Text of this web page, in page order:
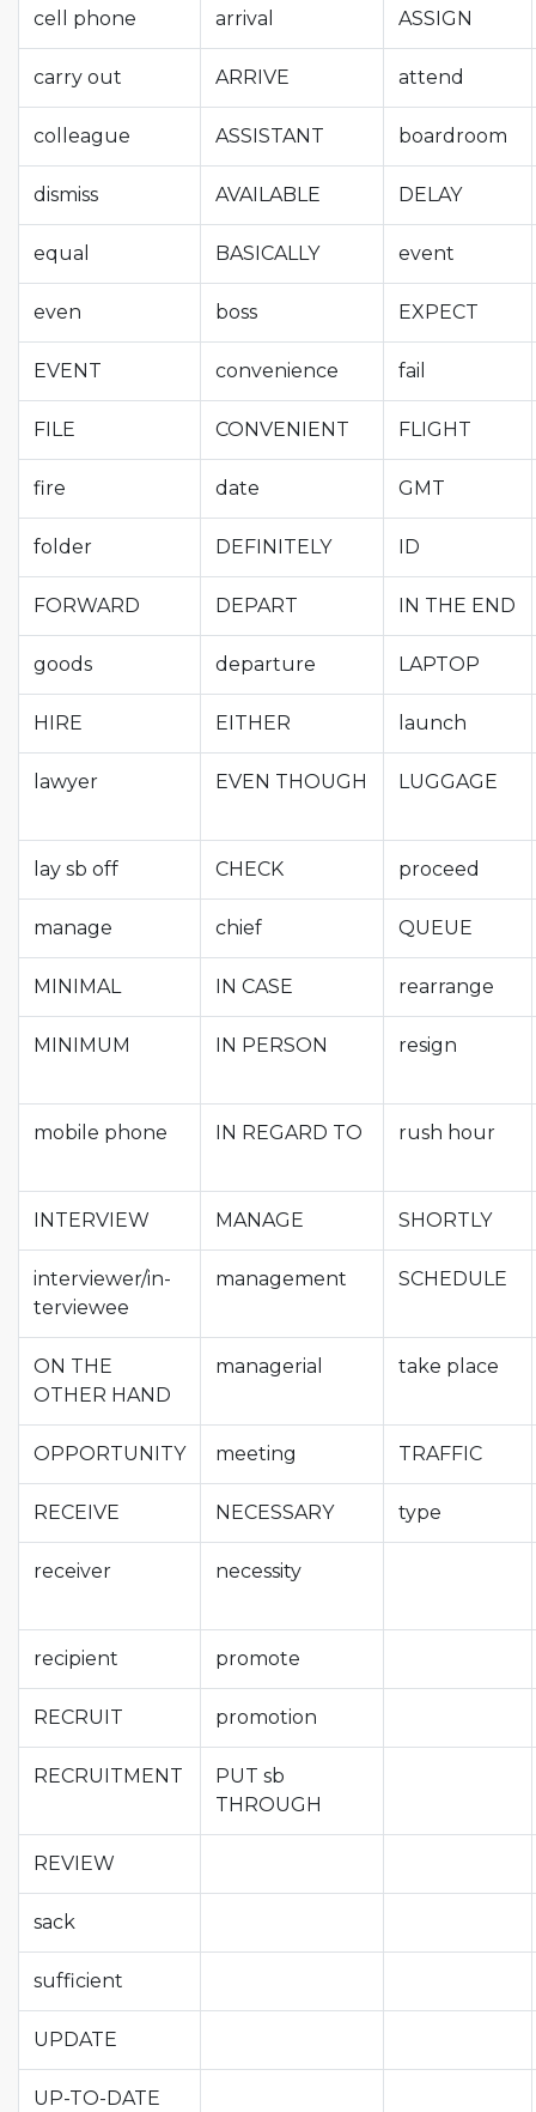
cell phone arrival ASSIGN
carry out ARRIVE attend
colleague ASSISTANT boardroom
dismiss AVAILABLE DELAY
equal BASICALLY event
even boss EXPECT
EVENT convenience fail
FILE CONVENIENT FLIGHT
fire date GMT
folder DEFINITELY ID
FORWARD DEPART IN THE END
goods departure LAPTOP
HIRE EITHER launch
lawyer EVEN THOUGH LUGGAGE
lay sb off CHECK proceed
manage chief QUEUE
MINIMAL IN CASE rearrange
MINIMUM IN PERSON resign
mobile phone IN REGARD TO rush hour
INTERVIEW MANAGE SHORTLY
interviewer/in­
terviewee
management SCHEDULE
ON THE
OTHER HAND
managerial take place
OPPORTUNITY meeting TRAFFIC
RECEIVE NECESSARY type
receiver necessity
recipient promote
RECRUIT promotion
RECRUITMENT
PUT sb
THROUGH
REVIEW
sack
sufficient
UPDATE
UP-TO-DATE